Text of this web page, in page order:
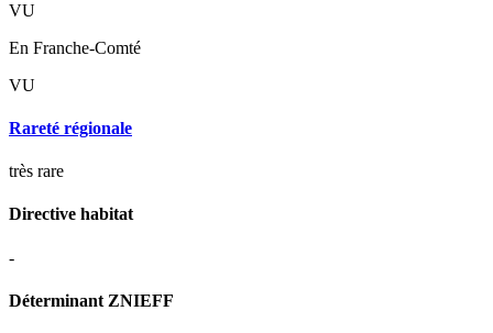
VU
En Franche-Comté
VU
Rareté régionale
très rare
Directive habitat
-
Déterminant ZNIEFF